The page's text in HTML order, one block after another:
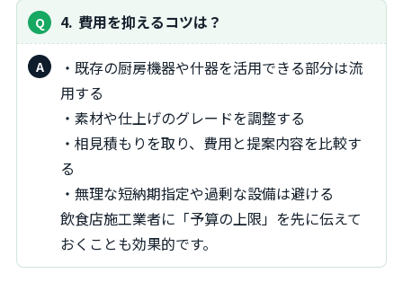
4 費用を抑えるコツは？
・既存の厨房機器や什器を活用できる部分は流
用する
・素材や仕上げのグレードを調整する
・相見積もりを取り、費用と提案内容を比較す
る
・無理な短納期指定や過剰な設備は避ける
飲食店施工業者に「予算の上限」を先に伝えて
おくことも効果的です。